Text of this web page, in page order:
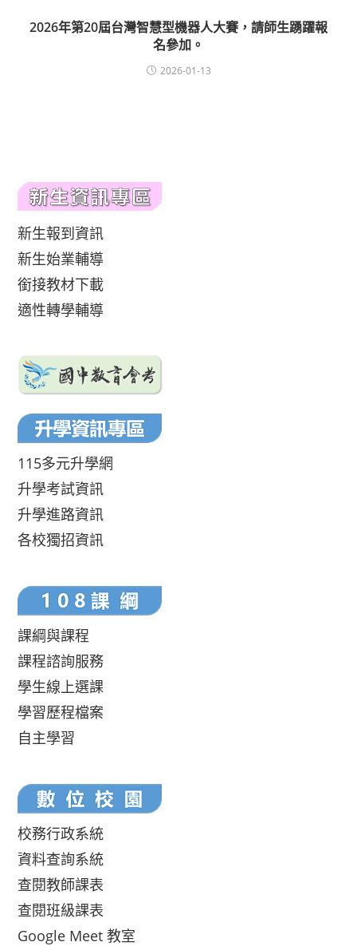
2026年第20屆台灣智慧型機器人大賽，請師生踴躍報
名參加。
2026-01-13
新生報到資訊
新生始業輔導
銜接教材下載
適性轉學輔導
115多元升學網
升學考試資訊
升學進路資訊
各校獨招資訊
課綱與課程
課程諮詢服務
學生線上選課
學習歷程檔案
自主學習
校務行政系統
資料查詢系統
查閱教師課表
查閱班級課表
Google Meet 教室